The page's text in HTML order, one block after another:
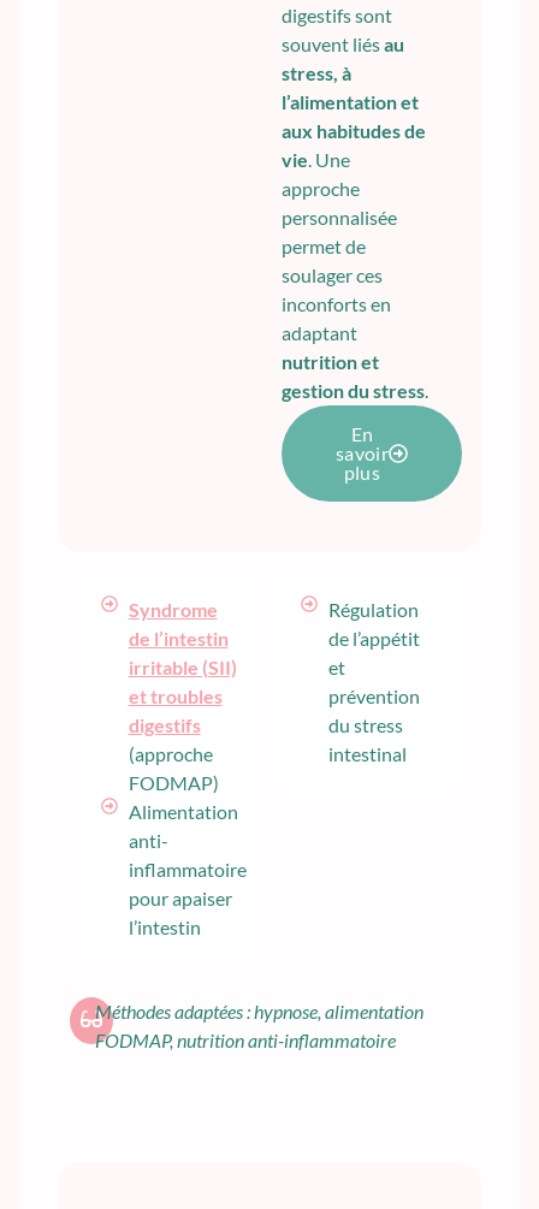
digestifs sont
souvent liésau
stress, à
l’alimentation et
aux habitudes de
vie. Une
approche
personnalisée
permet de
soulager ces
inconforts en
adaptant
nutrition et
gestion du stress.
En
savoir
plus
Syndrome
de l’intestin
irritable (SII)
et troubles
digestifs
(approche
FODMAP)
Alimentation
anti-
inflammatoire
pour apaiser
l’intestin
Régulation
de l’appétit
et
prévention
du stress
intestinal
Méthodes adaptées : hypnose, alimentation
FODMAP, nutrition anti-inflammatoire